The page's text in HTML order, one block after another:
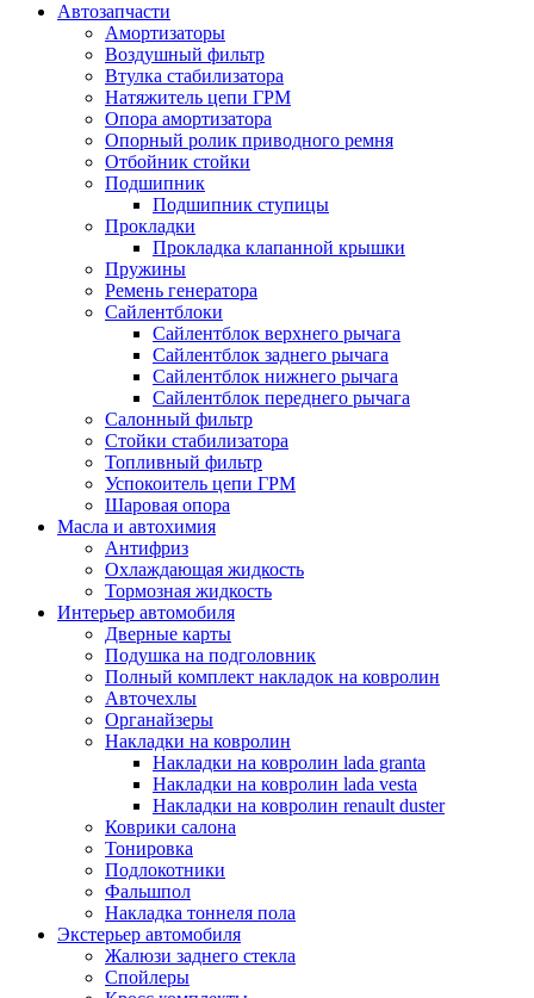
Автозапчасти
Амортизаторы
Воздушный фильтр
Втулка стабилизатора
Натяжитель цепи ГРМ
Опора амортизатора
Опорный ролик приводного ремня
Отбойник стойки
Подшипник
Подшипник ступицы
Прокладки
Прокладка клапанной крышки
Пружины
Ремень генератора
Сайлентблоки
Сайлентблок верхнего рычага
Сайлентблок заднего рычага
Сайлентблок нижнего рычага
Сайлентблок переднего рычага
Салонный фильтр
Стойки стабилизатора
Топливный фильтр
Успокоитель цепи ГРМ
Шаровая опора
Масла и автохимия
Антифриз
Охлаждающая жидкость
Тормозная жидкость
Интерьер автомобиля
Дверные карты
Подушка на подголовник
Полный комплект накладок на ковролин
Авточехлы
Органайзеры
Накладки на ковролин
Накладки на ковролин lada granta
Накладки на ковролин lada vesta
Накладки на ковролин renault duster
Коврики салона
Тонировка
Подлокотники
Фальшпол
Накладка тоннеля пола
Экстерьер автомобиля
Жалюзи заднего стекла
Спойлеры